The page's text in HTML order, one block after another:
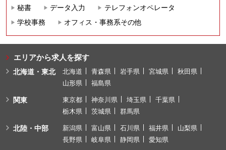
秘書
データ入力
テレフォンオペレータ
学校事務
オフィス・事務系その他
エリアから求人を探す
北海道・東北 北海道 青森県 岩手県 宮城県
秋田県
山形県
福島県
関東 東京都 神奈川県 埼玉県
千葉県
栃木県
茨城県 群馬県
北陸・中部 新潟県 富山県 石川県 福井県
山梨県
長野県
岐阜県 静岡県 愛知県